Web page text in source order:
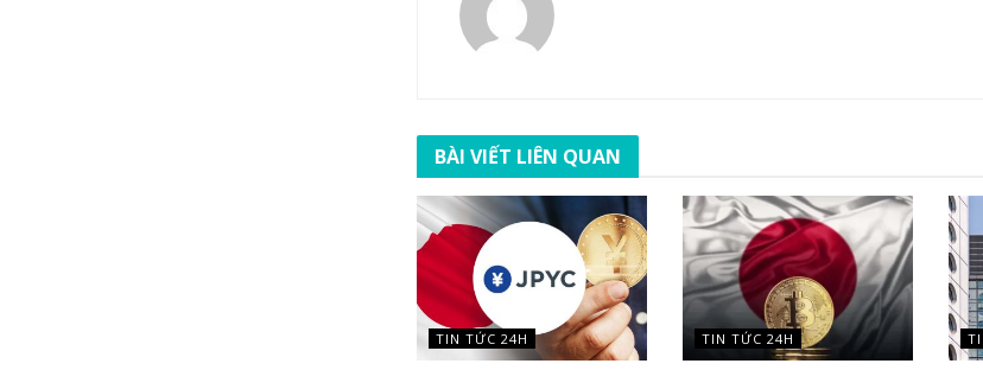
BÀI VIẾT LIÊN QUAN
TIN TỨC 24H TIN TỨC 24H